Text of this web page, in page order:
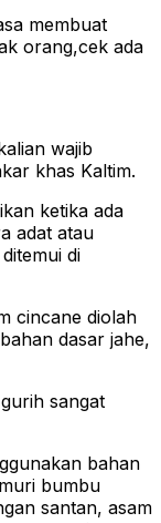
membuat
orang,cek ada
wajib
khas Kaltim.
ketika ada
adat atau
di
cincane diolah
dasar jahe,
sangat
bahan
bumbu
santan, asam